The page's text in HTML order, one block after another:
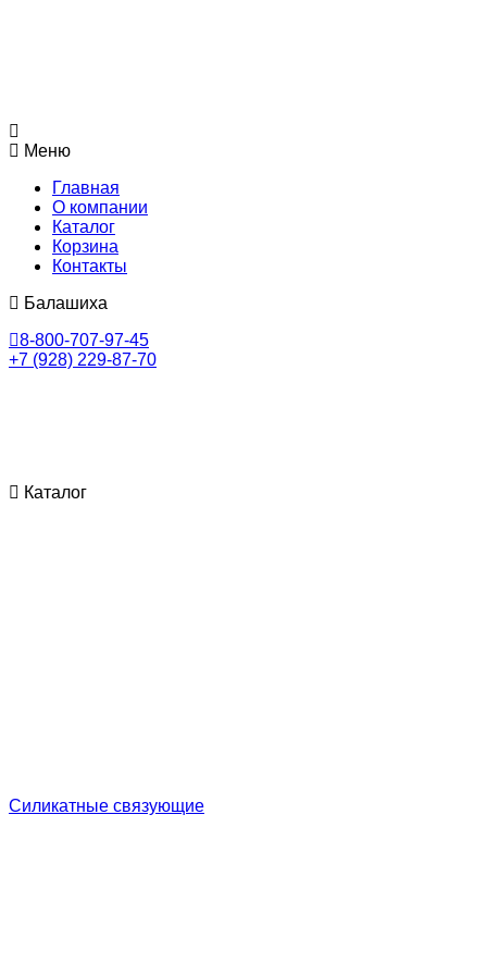
Меню
Главная
О компании
Каталог
Корзина
Контакты
Балашиха
8-800-707-97-45
+7 (928) 229-87-70
Каталог
Cиликатные связующие